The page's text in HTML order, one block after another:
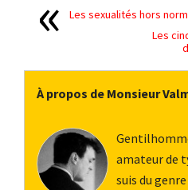
Les sexualités hors
Les
À propos de Monsieur
amateur de
suis du